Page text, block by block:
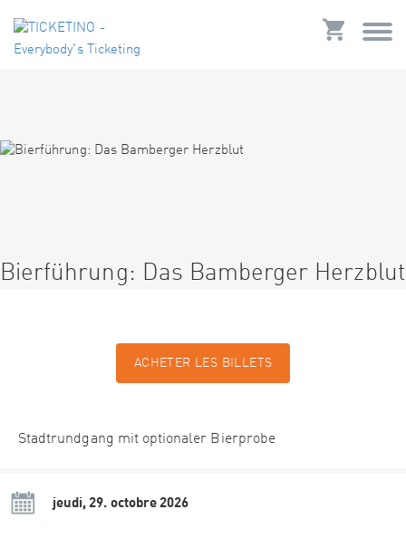
Bierführung: Das Bamberger Herzblut
ACHETER LES BILLETS
Stadtrundgang mit optionaler Bierprobe
jeudi, 29. octobre 2026